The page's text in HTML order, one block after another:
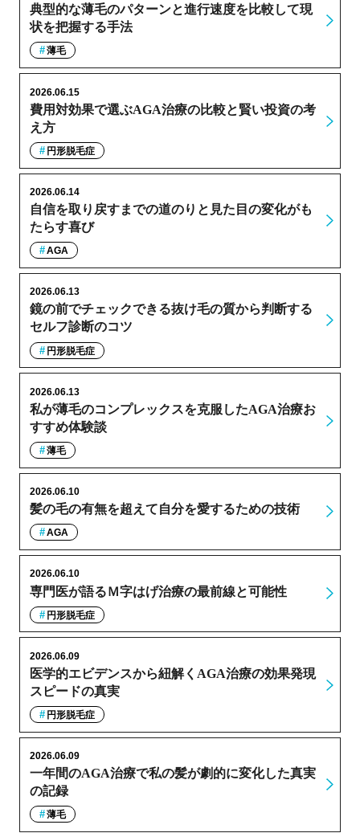
典型的な薄毛のパターンと進行速度を比較して現
状を把握する手法
薄毛
費用対効果で選ぶAGA治療の比較と賢い投資の考
え方
2026.06.15
円形脱毛症
自信を取り戻すまでの道のりと見た目の変化がも
たらす喜び
2026.06.14
AGA
鏡の前でチェックできる抜け毛の質から判断する
セルフ診断のコツ
2026.06.13
円形脱毛症
私が薄毛のコンプレックスを克服したAGA治療お
すすめ体験談
2026.06.13
薄毛
髪の毛の有無を超えて自分を愛するための技術
2026.06.10
AGA
専門医が語るＭ字はげ治療の最前線と可能性
2026.06.10
円形脱毛症
医学的エビデンスから紐解くAGA治療の効果発現
スピードの真実
2026.06.09
円形脱毛症
一年間のAGA治療で私の髪が劇的に変化した真実
の記録
2026.06.09
薄毛